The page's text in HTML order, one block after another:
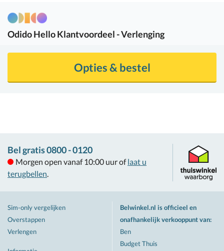
OdidoHello Klantvoordeel - Verlenging
Opties & bestel
Bel gratis 0800 - 0120
Morgen open vanaf 10:00 uur of laat u
terugbellen.
Sim-only vergelijken
Overstappen
Verlengen
Belwinkel.nl is officieel en
onafhankelijk verkooppunt van:
Ben
Budget Thuis